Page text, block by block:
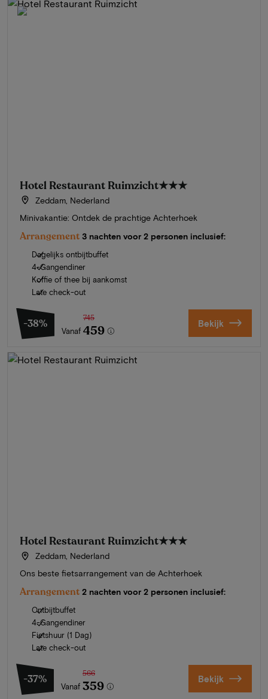
Hotel Restaurant Ruimzicht★★★
Zeddam, Nederland
Minivakantie: Ontdek de prachtige Achterhoek
Arrangement 3 nachten voor 2 personen inclusief:
Dagelijks ontbijtbuffet
4-Gangendiner
Koffie of thee bij aankomst
Late check-out
-38%
Vanaf
745
459 Bekijk
Hotel Restaurant Ruimzicht★★★
Zeddam, Nederland
Ons beste fietsarrangement van de Achterhoek
Arrangement 2 nachten voor 2 personen inclusief:
Ontbijtbuffet
4-Gangendiner
Fietshuur (1 Dag)
Late check-out
-37%
Vanaf
566
359 Bekijk